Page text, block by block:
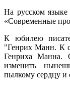
На русском
«Современные
К юбилею
"Генрих Манн. К
Генриха Манна.
изменить
пылкому сердцу и